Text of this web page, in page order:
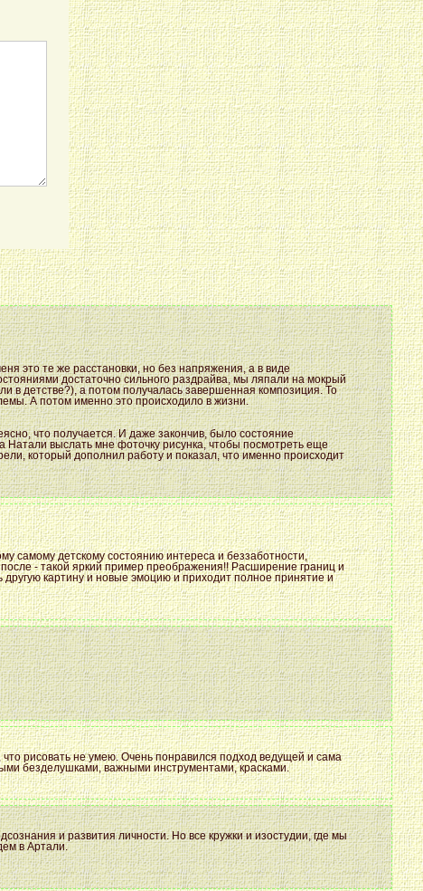
это те же расстановки, но без напряжения, а в виде
достаточно сильного раздрайва, мы ляпали на мокрый
в детстве?), а потом получалась завершенная композиция. То
А потом именно это происходило в жизни.
что получается. И даже закончив, было состояние
выслать мне фоточку рисунка, чтобы посмотреть еще
который дополнил работу и показал, что именно происходит
самому детскому состоянию интереса и беззаботности,
- такой яркий пример преображения!! Расширение границ и
картину и новые эмоцию и приходит полное принятие и
рисовать не умею. Очень понравился подход ведущей и сама
безделушками, важными инструментами, красками.
и развития личности. Но все кружки и изостудии, где мы
в Артали.